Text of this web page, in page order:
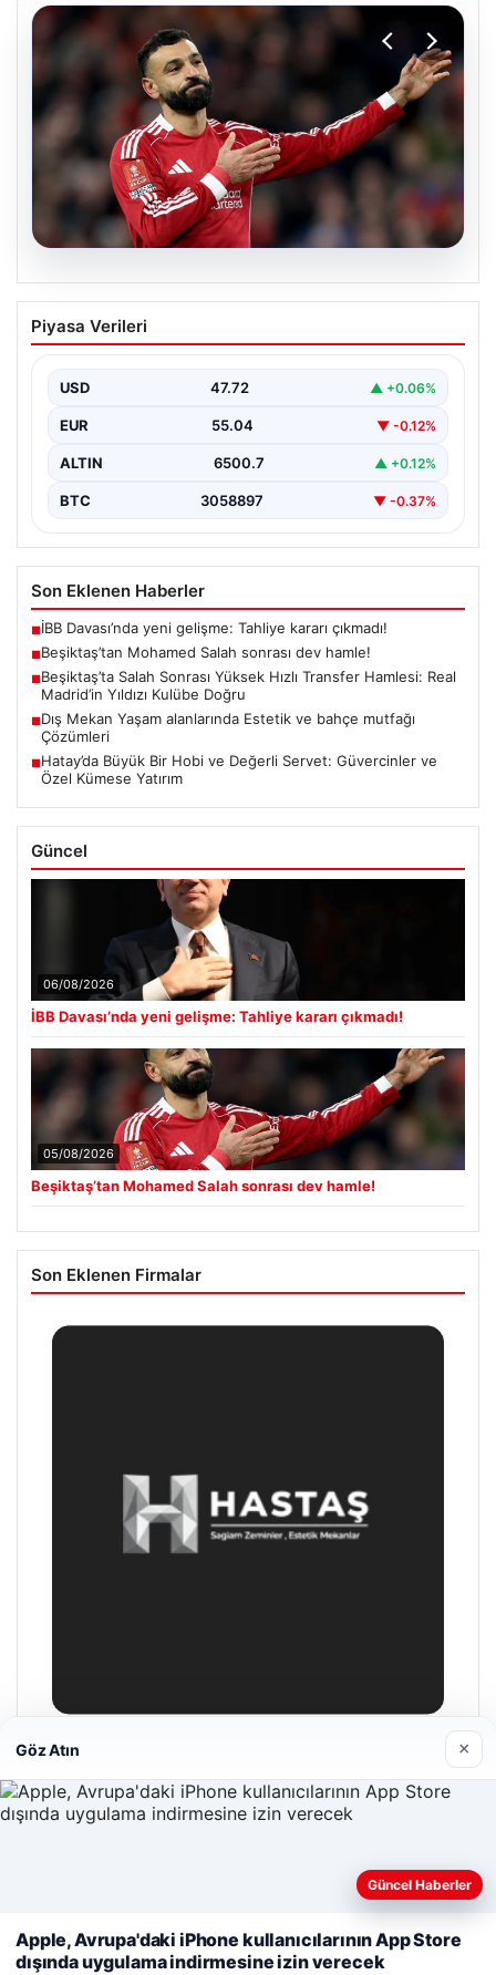
05.08.2026
Beşiktaş’tan Mohamed Salah sonrası
dev hamle!
Piyasa Verileri
USD 47.72 ▲ +0.06%
EUR 55.04 ▼ -0.12%
ALTIN 6500.7 ▲ +0.12%
BTC 3058897 ▼ -0.37%
Son Eklenen Haberler
■İBB Davası’nda yeni gelişme: Tahliye kararı çıkmadı!
■Beşiktaş’tan Mohamed Salah sonrası dev hamle!
■Beşiktaş’ta Salah Sonrası Yüksek Hızlı Transfer Hamlesi: Real
Madrid’in Yıldızı Kulübe Doğru
■Dış Mekan Yaşam alanlarında Estetik ve bahçe mutfağı
Çözümleri
■Hatay’da Büyük Bir Hobi ve Değerli Servet: Güvercinler ve
Özel Kümese Yatırım
Güncel
06/08/2026
İBB Davası’nda yeni gelişme: Tahliye kararı çıkmadı!
05/08/2026
Beşiktaş’tan Mohamed Salah sonrası dev hamle!
Son Eklenen Firmalar
Hastaş Beton
26/05/2026
© 2026 Gündem Haberleri – Güncel Haberler
Web sitemizi nasıl kullandığınızı daha iyi anlayabilmek,
kullanıyoruz.Çerez Politikamız
Göz Atın ×
Güncel Haberler
Apple, Avrupa'daki iPhone kullanıcılarının App Store
dışında uygulama indirmesine izin verecek